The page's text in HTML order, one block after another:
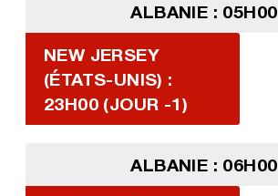
ALBANIE : 05H00
NEW JERSEY
(ÉTATS-UNIS) :
23H00 (JOUR -1)
ALBANIE : 06H00